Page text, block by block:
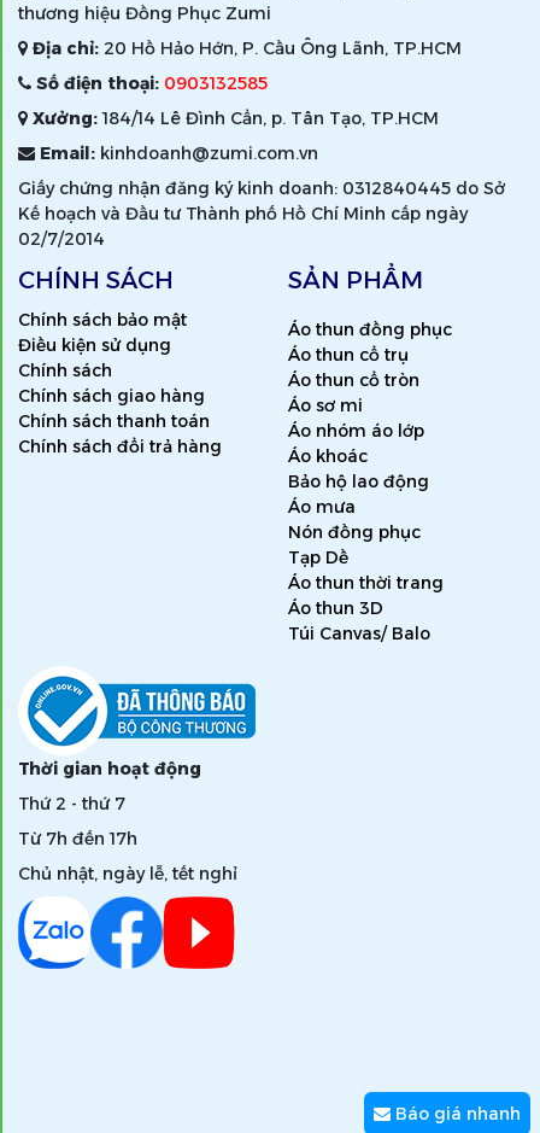
thương hiệu Đồng Phục Zumi
Địa chỉ: 20 Hồ Hảo Hớn, P. Cầu Ông Lãnh, TP.HCM
Số điện thoại: 0903132585
Xưởng:184/14 Lê Đình Cẩn, p. Tân Tạo, TP.HCM
Email: kinhdoanh@zumi.com.vn
Giấy chứng nhận đăng ký kinh doanh: 0312840445 do Sở
Kế hoạch và Đầu tư Thành phố Hồ Chí Minh cấp ngày
02/7/2014
CHÍNH SÁCH
Chính sách bảo mật
Điều kiện sử dụng
Chính sách
Chính sách giao hàng
Chính sách thanh toán
Chính sách đổi trả hàng
SẢN PHẨM
Áo thun đồng phục
Áo thun cổ trụ
Áo thun cổ tròn
Áo sơ mi
Áo nhóm áo lớp
Áo khoác
Bảo hộ lao động
Áo mưa
Nón đồng phục
Tạp Dề
Áo thun thời trang
Áo thun 3D
Túi Canvas/ Balo
Thời gian hoạt động
Thứ 2 - thứ 7
Từ 7h đến 17h
Chủ nhật, ngày lễ, tết nghỉ
Báo giá nhanh